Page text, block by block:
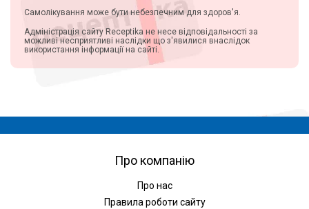
Самолікування може бути небезпечним для здоров'я.
Адміністрація сайту Receptika не несе відповідальності за
можливі несприятливі наслідки що з'явилися внаслідок
використання інформації на сайті.
Про компанію
Про нас
Правила роботи сайту